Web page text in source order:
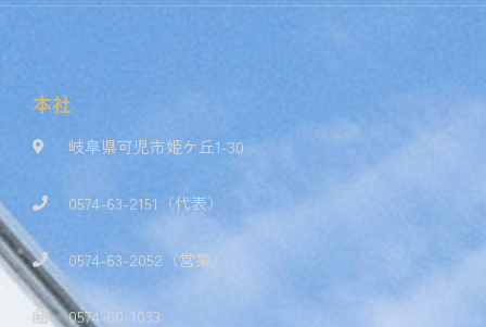
本社
岐阜県可児市姫ケ丘1-30
0574-63-2151（代表）
0574-63-2052（営業）
0574-60-1033